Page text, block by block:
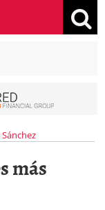
más